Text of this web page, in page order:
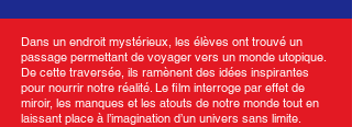
Dans un endroit mystérieux, les élèves ont trouvé un
passage permettant de voyager vers un monde utopique.
De cette traversée, ils ramènent des idées inspirantes
pour nourrir notre réalité. Le film interroge par effet de
miroir, les manques et les atouts de notre monde tout en
laissant place à l’imagination d’un univers sans limite.